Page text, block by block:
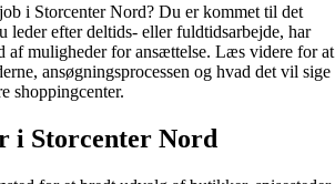
i Storcenter Nord? Du er kommet til det
leder efter deltids- eller fuldtidsarbejde, har
af muligheder for ansættelse. Læs videre for at
ansøgningsprocessen og hvad det vil sige
shoppingcenter.
i Storcenter Nord